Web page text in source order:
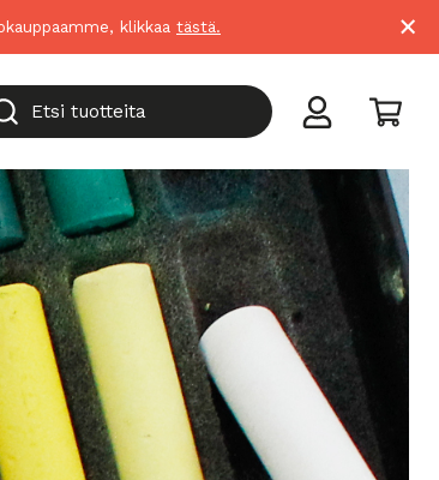
klikkaa tästä. ×
Etsi tuotteita